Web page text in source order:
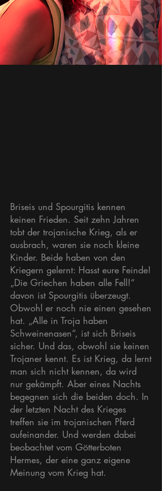
Briseis und Spourgitis kennen
keinen Frieden. Seit zehn Jahren
tobt der trojanische Krieg, als er
ausbrach, waren sie noch kleine
Kinder. Beide haben von den
Kriegern gelernt: Hasst eure Feinde!
„Die Griechen haben alle Fell!“
davon ist Spourgitis überzeugt.
Obwohl er noch nie einen gesehen
hat. „Alle in Troja haben
Schweinenasen“, ist sich Briseis
sicher. Und das, obwohl sie keinen
Trojaner kennt. Es ist Krieg, da lernt
man sich nicht kennen, da wird
nur gekämpft. Aber eines Nachts
begegnen sich die beiden doch. In
der letzten Nacht des Krieges
treffen sie im trojanischen Pferd
aufeinander. Und werden dabei
beobachtet vom Götterboten
Hermes, der eine ganz eigene
Meinung vom Krieg hat.